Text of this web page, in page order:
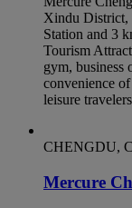
Xindu District,
Station and 3
Tourism
gym, business
convenience
leisure travelers
CHENGDU,
Mercure